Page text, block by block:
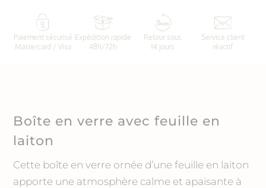
Paiement sécurisé
Mastercard / Visa
Expédition rapide
48h/72h
Retour sous
14 jours
Service client
réactif
Boîte en verre avec feuille en
laiton
Cette boîte en verre ornée d’une feuille en laiton
apporte une atmosphère calme et apaisante à